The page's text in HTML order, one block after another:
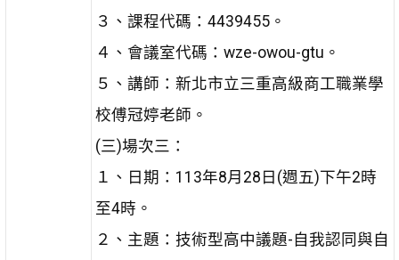
３、課程代碼：4439455。
４、會議室代碼：wze-owou-gtu。
５、講師：新北市立三重高級商工職業學
校傅冠婷老師。
(三)場次三：
１、日期：113年8月28日(週五)下午2時
至4時。
２、主題：技術型高中議題-自我認同與自